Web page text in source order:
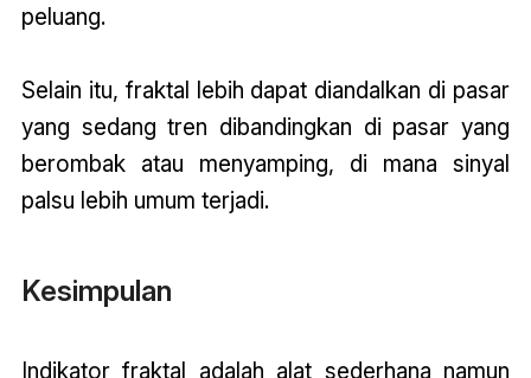
peluang.
Selain itu, fraktal lebih dapat diandalkan di pasar
yang sedang tren dibandingkan di pasar yang
berombak atau menyamping, di mana sinyal
palsu lebih umum terjadi.
Kesimpulan
Indikator fraktal adalah alat sederhana namun